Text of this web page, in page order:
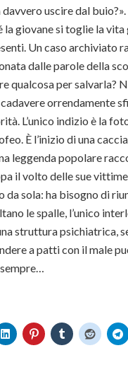
davvero uscire dal
la giovane si toglie la
Un caso archiviato
dalle parole della
qualcosa per salvarla?
orrendamente
L’unico indizio è la
È l’inizio di una
leggenda popolare
il volto delle sue
sola: ha bisogno di
le spalle, l’unico
struttura psichiatrica,
a patti con il male